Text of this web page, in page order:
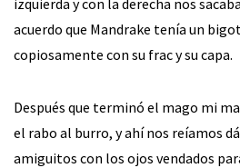
izquierda y con la derecha nos
acuerdo que Mandrake tenía un
copiosamente con su frac y su capa.
Después que terminó el mago mi
el rabo al burro, y ahí nos reíamos
amiguitos con los ojos vendados